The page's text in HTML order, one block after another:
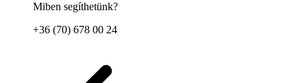
Miben segíthetünk?
+36 (70) 678 00 24